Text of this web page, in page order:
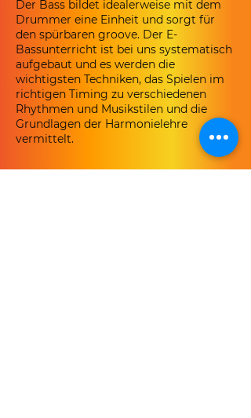
Der Bass bildet idealerweise mit dem
Drummer eine Einheit und sorgt für
den spürbaren groove. Der E-
Bassunterricht ist bei uns systematisch
aufgebaut und es werden die
wichtigsten Techniken, das Spielen im
richtigen Timing zu verschiedenen
Rhythmen und Musikstilen und die
Grundlagen der Harmonielehre
vermittelt.